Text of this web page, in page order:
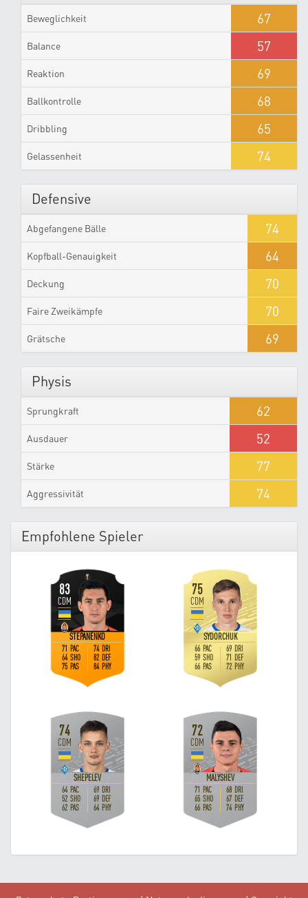
Beweglichkeit 67
Balance 57
Reaktion 69
Ballkontrolle 68
Dribbling 65
Gelassenheit 74
Defensive
Abgefangene Bälle 74
Kopfball-Genauigkeit 64
Deckung 70
Faire Zweikämpfe 70
Grätsche 69
Physis
Sprungkraft 62
Ausdauer 52
Stärke 77
Aggressivität 74
Empfohlene Spieler